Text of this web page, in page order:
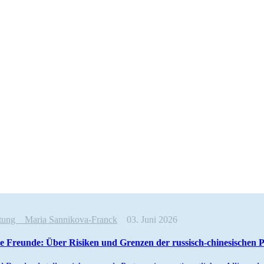
Maria Sannikova-Franck 03. Juni 2026
Freunde: Über Risiken und Grenzen der russisch-chine­si­schen